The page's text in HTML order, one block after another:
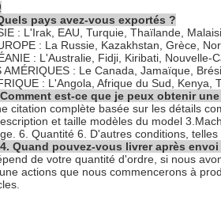
pays avez-vous exportés ?
: L'Irak, EAU, Turquie, Thaïlande,
: La Russie, Kazakhstan, Grèce,
: L'Australie, Fidji, Kiribati, Nouvelle-
AMÉRIQUES : Le Canada, Jamaïque,
: L'Angola, Afrique du Sud, Kenya,
est-ce que je peux obtenir
citation complète basée sur les détails
et taille modèles du model
6. Quantité 6. D'autres conditions,
Quand pouvez-vous livrer après
de votre quantité d'ordre, si nous
actions que nous commencerons à